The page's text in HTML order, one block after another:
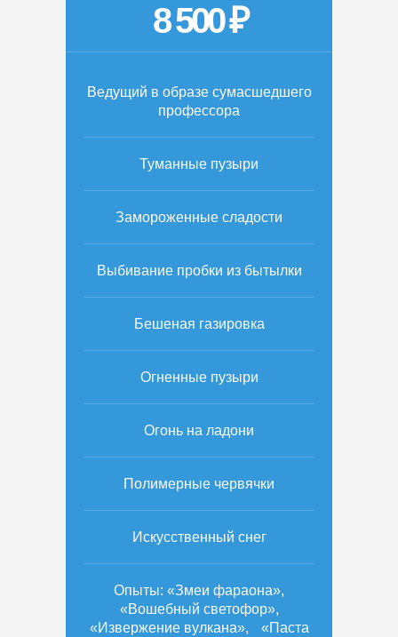
8 500 ₽
Ведущий в образе сумасшедшего
профессора
Туманные пузыри
Замороженные сладости
Выбивание пробки из бытылки
Бешеная газировка
Огненные пузыри
Огонь на ладони
Полимерные червячки
Искусственный снег
Опыты: «Змеи фараона»,
«Вошебный светофор»,
«Извержение вулкана», «Паста